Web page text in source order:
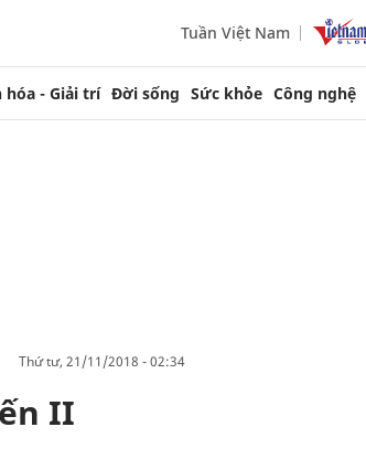
Tuần Việt Nam
hóa - Giải trí Đời sống Sức khỏe Công nghệ
thứ tư, 21/11/2018 - 02:34
II